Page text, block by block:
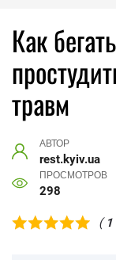
Как
травм
АВТОР
rest.kyiv.ua
ПРОСМОТРОВ
298
( 1